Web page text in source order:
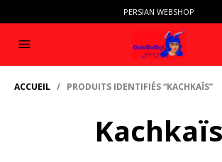
PERSIAN WEBSHOP
ACCUEIL / PRODUITS IDENTIFIÉS “KACHKAÏS”
Kachkaïs